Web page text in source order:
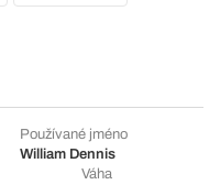
Používané jméno
William Dennis
Váha